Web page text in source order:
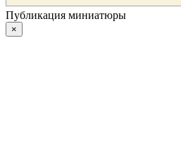
Публикация миниатюры
×